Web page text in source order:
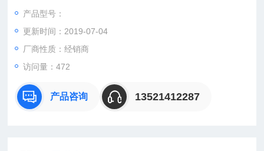
SIEMENS3RT29264BB31
SIEMENS3RT29264EB13
SIEMENS3RT29264MC00
SIEMENS3RT29264RA11
产品型号：
更新时间：2019-07-04
厂商性质：经销商
访问量：472
产品咨询 13521412287